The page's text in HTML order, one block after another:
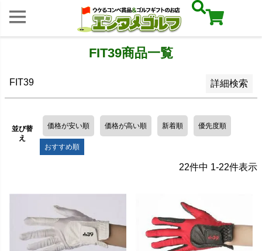
FIT39商品一覧
FIT39 詳細検索
レビュー順
キーワードヒット順
検索
並び替
え
価格が安い順 価格が高い順 新着順 優先度順
おすすめ順
22件中 1-22件表示